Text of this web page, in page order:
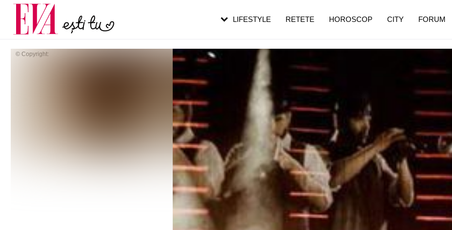
© Copyright:
LIFESTYLE RETETE HOROSCOP CITY FORUM
Carieră
Actualitate
pe măsură ce înaintezi în vârstă
de dureroasă este investigația